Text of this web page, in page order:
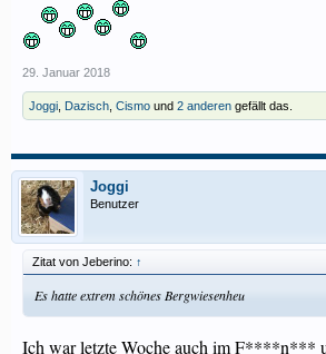
29. Januar 2018
Joggi Dazisch Cismo und 2 anderen gefällt das.
Joggi
Benutzer
Zitat von Jeberino: ↑
Es hatte extrem schönes Bergwiesenheu
Ich war letzte Woche auch im F****n***